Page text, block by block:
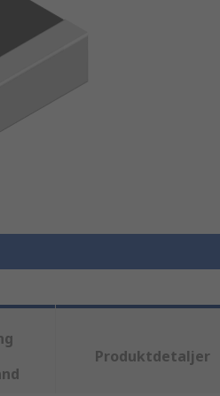
Produktdetaljer